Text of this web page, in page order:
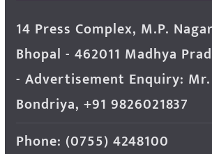
14 Press Complex, M.P.
Bhopal - 462011 Madhya
- Advertisement Enquiry:
Bondriya, +91 9826021837
Phone: (0755) 4248100